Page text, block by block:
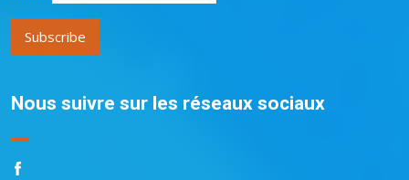
Nous suivre sur les réseaux sociaux